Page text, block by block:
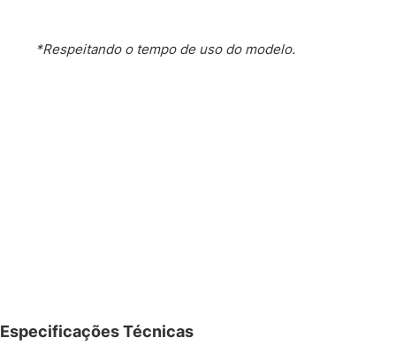
*Respeitando o tempo de uso do modelo.
Especificações Técnicas